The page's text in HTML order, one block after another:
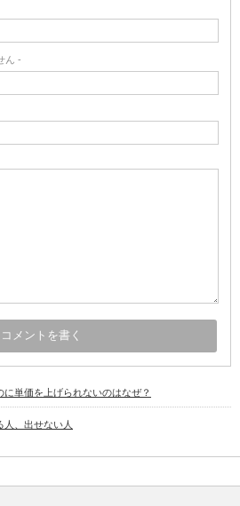
ん -
単価を上げられないのはなぜ？
、出せない人